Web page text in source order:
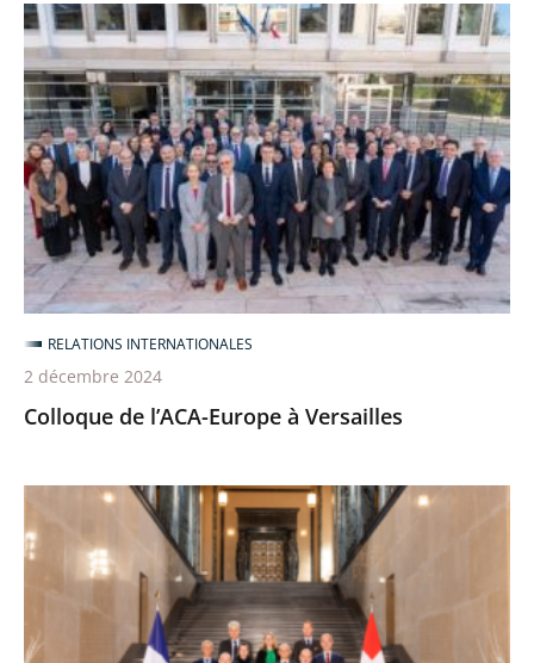
après
avant
Colloque
de
l’ACA-
Europe
à
Versailles
Colloque de l’ACA-Europe à Versailles
RELATIONS INTERNATIONALES
2 décembre 2024
Séminaire
bilatéral
au
Tribunal
fédéral